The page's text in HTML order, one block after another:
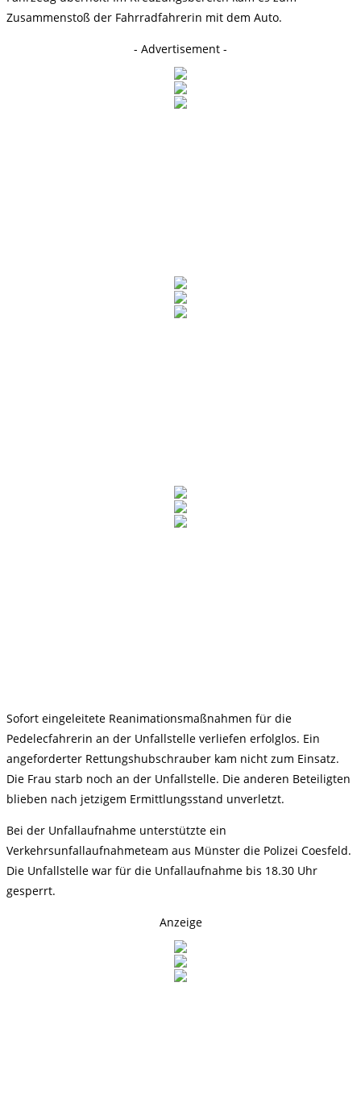
Zusammenstoß der Fahrradfahrerin mit dem Auto.
- Advertisement -
Sofort eingeleitete Reanimationsmaßnahmen für die
Pedelecfahrerin an der Unfallstelle verliefen erfolglos. Ein
angeforderter Rettungshubschrauber kam nicht zum Einsatz.
Die Frau starb noch an der Unfallstelle. Die anderen Beteiligten
blieben nach jetzigem Ermittlungsstand unverletzt.
Bei der Unfallaufnahme unterstützte ein
Verkehrsunfallaufnahmeteam aus Münster die Polizei Coesfeld.
Die Unfallstelle war für die Unfallaufnahme bis 18.30 Uhr
gesperrt.
Anzeige